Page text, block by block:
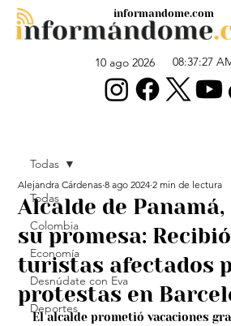
10 ago 2026 08:37:27
informandome.com
Todas
Colombia
Economía
Desnúdate con Eva
Deportes
Todas
Alcalde de
su promesa:
turistas afectados
protestas en
Alejandra Cárdenas 8 ago 2024 2 min de lectura
El alcalde prometió vacaciones